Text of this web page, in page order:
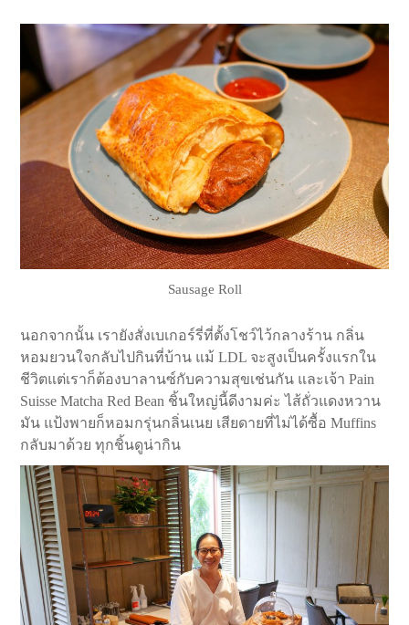
Sausage Roll
นอกจากนั้น เรายังสั่งเบเกอร์รี่ที่ตั้งโชว์ไว้กลางร้าน กลิ่น
หอมยวนใจกลับไปกินที่บ้าน แม้ LDL จะสูงเป็นครั้งแรกใน
ชีวิตแต่เราก็ต้องบาลานซ์กับความสุขเช่นกัน และเจ้า Pain
Suisse Matcha Red Bean ชิ้นใหญ่นี้ดีงามค่ะ ไส้ถั่วแดงหวาน
มัน แป้งพายก็หอมกรุ่นกลิ่นเนย เสียดายที่ไม่ได้ซื้อ Muffins
กลับมาด้วย ทุกชิ้นดูน่ากิน